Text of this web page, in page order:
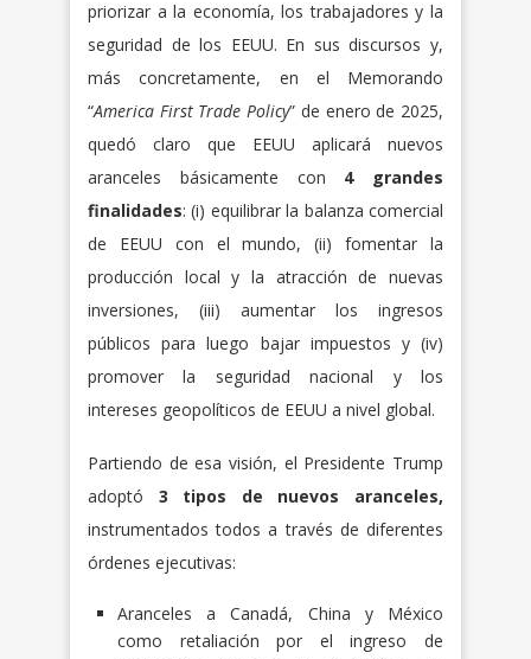
priorizar a la economía, los trabajadores y la
seguridad de los EEUU. En sus discursos y,
más concretamente, en el Memorando
“America First Trade Policy” de enero de 2025,
quedó claro que EEUU aplicará nuevos
aranceles básicamente con 4 grandes
finalidades: (i) equilibrar la balanza comercial
de EEUU con el mundo, (ii) fomentar la
producción local y la atracción de nuevas
inversiones, (iii) aumentar los ingresos
públicos para luego bajar impuestos y (iv)
promover la seguridad nacional y los
intereses geopolíticos de EEUU a nivel global.
Partiendo de esa visión, el Presidente Trump
adoptó 3
tipos de nuevos aranceles,
instrumentados todos a través de diferentes
órdenes ejecutivas:
Aranceles a Canadá, China y México
como retaliación por el ingreso de